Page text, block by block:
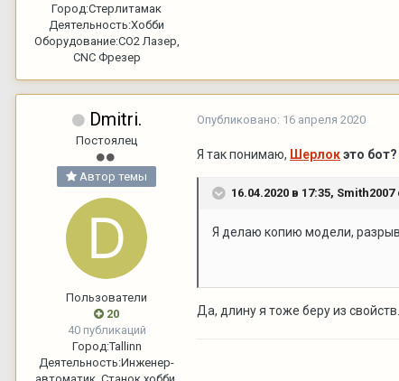
Город:Стерлитамак
Деятельность:Хобби
Оборудование:СО2 Лазер,
CNC Фрезер
Dmitri.
Постоялец
Автор темы
Пользователи
20
40 публикаций
Город:Tallinn
Деятельность:Инженер-
Опубликовано: 16 апреля 2020
Я так понимаю, Шерлокэто бот?
16.04.2020 в 17:35, Smith2007
Я делаю копию модели,
Да, длину я тоже беру из